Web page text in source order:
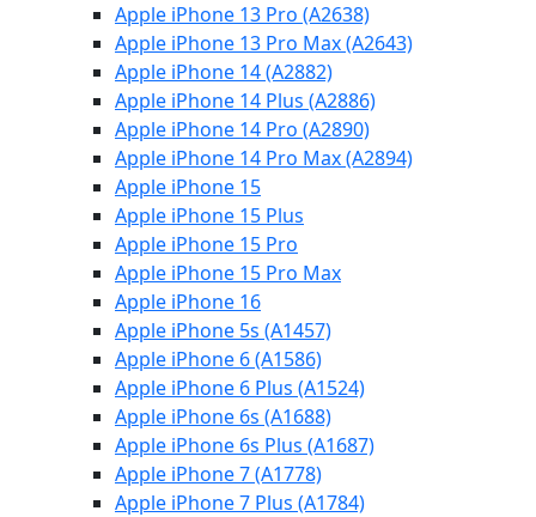
Apple iPhone 13 Pro (A2638)
Apple iPhone 13 Pro Max (A2643)
Apple iPhone 14 (A2882)
Apple iPhone 14 Plus (A2886)
Apple iPhone 14 Pro (A2890)
Apple iPhone 14 Pro Max (A2894)
Apple iPhone 15
Apple iPhone 15 Plus
Apple iPhone 15 Pro
Apple iPhone 15 Pro Max
Apple iPhone 16
Apple iPhone 5s (A1457)
Apple iPhone 6 (A1586)
Apple iPhone 6 Plus (A1524)
Apple iPhone 6s (A1688)
Apple iPhone 6s Plus (A1687)
Apple iPhone 7 (A1778)
Apple iPhone 7 Plus (A1784)